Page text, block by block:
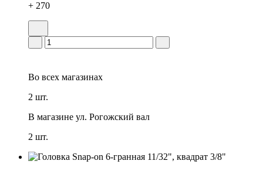
+ 270
Во всех магазинах
2 шт.
В магазине ул. Рогожский вал
2 шт.